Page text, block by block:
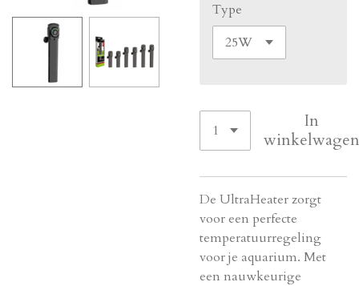
Type
In
winkelwagen
De UltraHeater zorgt
voor een perfecte
temperatuurregeling
voor je aquarium. Met
een nauwkeurige